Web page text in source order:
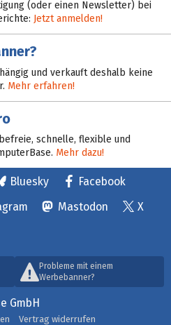
(oder einen Newsletter) bei
Jetzt anmelden!
und verkauft deshalb keine
Mehr erfahren!
schnelle, flexible und
Mehr dazu!
Bluesky
Facebook
Mastodon
X
Probleme mit einem
Werbebanner?
GmbH
Vertrag widerrufen